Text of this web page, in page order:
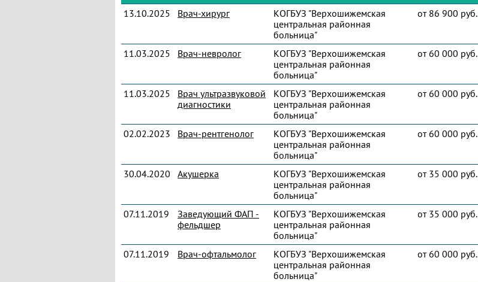
13.10.2025
Врач-хирург
КОГБУЗ "Верхошижемская
центральная районная
больница"
от 86 900 руб.
11.03.2025 Врач-невролог
КОГБУЗ "Верхошижемская
центральная районная
больница"
от 60 000 руб.
11.03.2025
Врач ультразвуковой
диагностики
КОГБУЗ "Верхошижемская
центральная районная
больница"
от 60 000 руб.
02.02.2023 Врач-рентгенолог
КОГБУЗ "Верхошижемская
центральная районная
больница"
от 60 000 руб.
30.04.2020 Акушерка
КОГБУЗ "Верхошижемская
центральная районная
больница"
от 35 000 руб.
07.11.2019
Заведующий ФАП -
фельдшер
КОГБУЗ "Верхошижемская
центральная районная
больница"
от 35 000 руб.
07.11.2019 Врач-офтальмолог
КОГБУЗ "Верхошижемская
центральная районная
больница"
от 60 000 руб.